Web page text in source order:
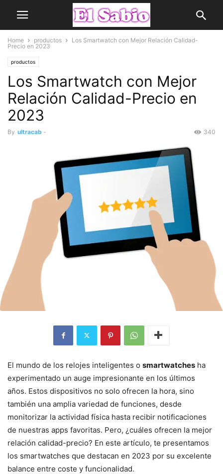
Home productos
Los Smartwatch con Mejor Relación Calidad-
Precio en 2023
productos
Los Smartwatch con Mejor
Relación Calidad-Precio en
2023
By ultracab - 340
El mundo de los relojes inteligentes o smartwatches ha
experimentado un auge impresionante en los últimos
años. Estos dispositivos no solo ofrecen la hora, sino
también una amplia variedad de funciones, desde
monitorizar la actividad física hasta recibir notificaciones
de nuestras apps favoritas. Pero, ¿cuáles ofrecen la mejor
relación calidad-precio? En este artículo, te presentamos
los smartwatches que destacan en 2023 por su excelente
balance entre coste y funcionalidad.